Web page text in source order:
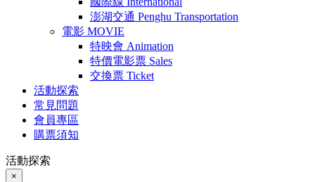
澎湖交通 Penghu Transportation
電影 MOVIE
特映會 Animation
特價電影票 Sales
交換票 Ticket
活動探索
常見問題
會員專區
購票須知
活動探索
×